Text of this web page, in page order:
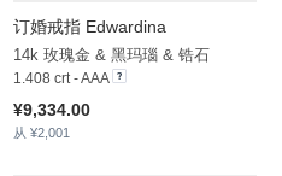
订婚戒指 Edwardina
14k 玫瑰金 & 黑玛瑙 & 锆石
1.408 crt - AAA
¥9,334.00
从 ¥2,001